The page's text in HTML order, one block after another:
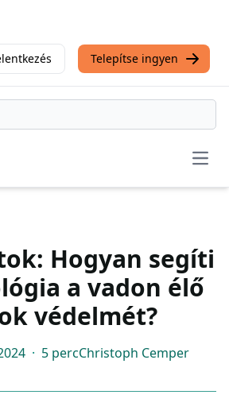
Telepítse ingyen
Hogyan segíti
a vadon élő
védelmét?
· 5 percChristoph Cemper